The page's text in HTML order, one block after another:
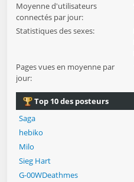
Moyenne d'utilisateurs
connectés par jour:
Statistiques des sexes:
Pages vues en moyenne par
jour:
Top 10 des posteurs
Saga
hebiko
Milo
Sieg Hart
G-00WDeathmes